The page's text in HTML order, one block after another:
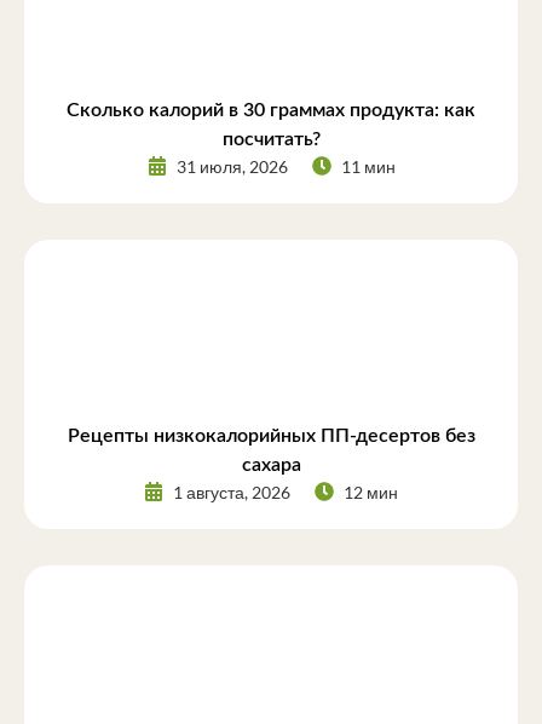
Сколько калорий в 30 граммах продукта: как
посчитать?
31 июля, 2026 11 мин
Рецепты низкокалорийных ПП-десертов без
сахара
1 августа, 2026 12 мин